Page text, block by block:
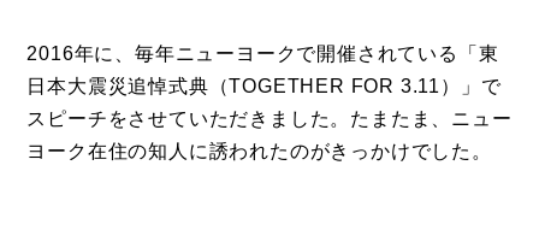
2016年に、毎年ニューヨークで開催されている「東
日本大震災追悼式典（TOGETHER FOR 3.11）」で
スピーチをさせていただきました。たまたま、ニュー
ヨーク在住の知人に誘われたのがきっかけでした。